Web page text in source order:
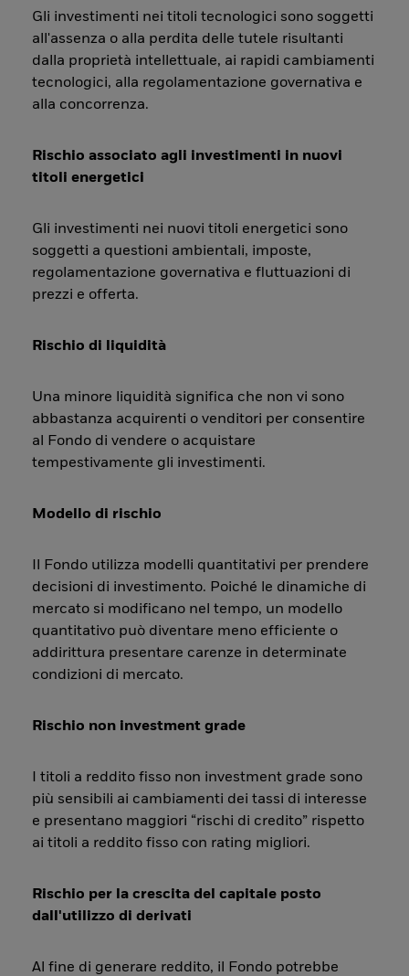
Gli investimenti nei titoli tecnologici sono soggetti
all'assenza o alla perdita delle tutele risultanti
dalla proprietà intellettuale, ai rapidi cambiamenti
tecnologici, alla regolamentazione governativa e
alla concorrenza.
Rischio associato agli investimenti in nuovi
titoli energetici
Gli investimenti nei nuovi titoli energetici sono
soggetti a questioni ambientali, imposte,
regolamentazione governativa e fluttuazioni di
prezzi e offerta.
Rischio di liquidità
Una minore liquidità significa che non vi sono
abbastanza acquirenti o venditori per consentire
al Fondo di vendere o acquistare
tempestivamente gli investimenti.
Modello di rischio
Il Fondo utilizza modelli quantitativi per prendere
decisioni di investimento. Poiché le dinamiche di
mercato si modificano nel tempo, un modello
quantitativo può diventare meno efficiente o
addirittura presentare carenze in determinate
condizioni di mercato.
Rischio non investment grade
I titoli a reddito fisso non investment grade sono
più sensibili ai cambiamenti dei tassi di interesse
e presentano maggiori “rischi di credito” rispetto
ai titoli a reddito fisso con rating migliori.
Rischio per la crescita del capitale posto
dall'utilizzo di derivati
Al fine di generare reddito, il Fondo potrebbe